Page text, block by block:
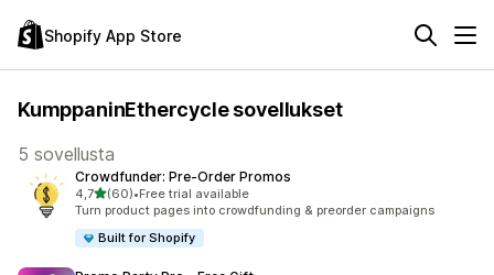
Shopify App Store
KumppaninEthercycle sovellukset
5 sovellusta
Crowdfunder: Pre‑Order Promos
4,7/ 5 tähteä
(60)
60 arvostelua yhteensä
•Free trial available
Turn product pages into crowdfunding & preorder campaigns
Built for Shopify